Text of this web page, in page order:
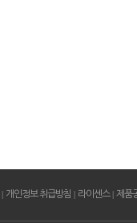
| 개인정보 취급방침 | 라이센스 | 제품